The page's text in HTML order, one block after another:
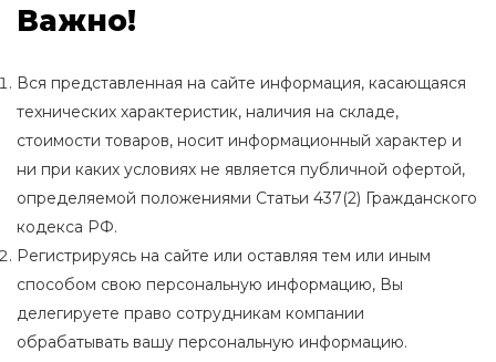
Важно!
Вся представленная на сайте информация, касающаяся
технических характеристик, наличия на складе,
стоимости товаров, носит информационный характер и
ни при каких условиях не является публичной офертой,
определяемой положениями Статьи 437(2) Гражданского
кодекса РФ.
Регистрируясь на сайте или оставляя тем или иным
способом свою персональную информацию, Вы
делегируете право сотрудникам компании
обрабатывать вашу персональную информацию.